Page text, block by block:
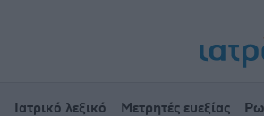
Ιατρικό λεξικό Μετρητές ευεξίας